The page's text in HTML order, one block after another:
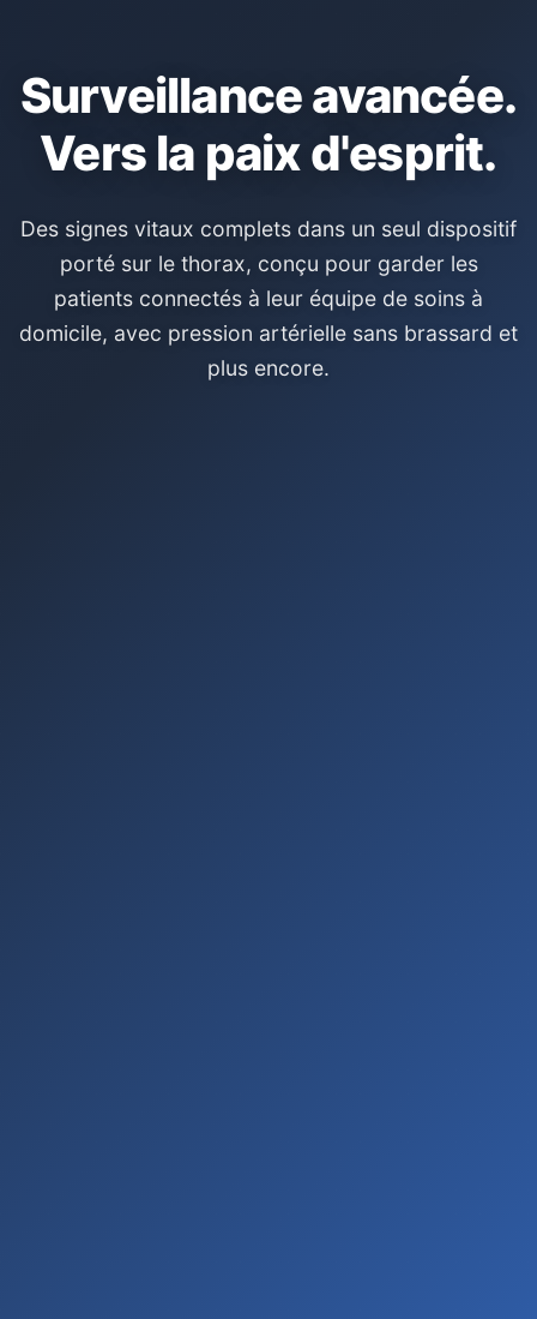
Surveillance avancée.
Vers la paix d'esprit.
Des signes vitaux complets dans un seul dispositif
porté sur le thorax, conçu pour garder les
patients connectés à leur équipe de soins à
domicile, avec pression artérielle sans brassard et
plus encore.